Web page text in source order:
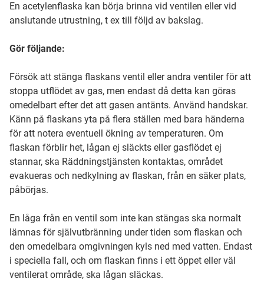
En acetylenflaska kan börja brinna vid ventilen eller vid
anslutande utrustning, t ex till följd av bakslag.
Gör följande:
Försök att stänga flaskans ventil eller andra ventiler för att
stoppa utflödet av gas, men endast då detta kan göras
omedelbart efter det att gasen antänts. Använd handskar.
Känn på flaskans yta på flera ställen med bara händerna
för att notera eventuell ökning av temperaturen. Om
flaskan förblir het, lågan ej släckts eller gasflödet ej
stannar, ska Räddningstjänsten kontaktas, området
evakueras och nedkylning av flaskan, från en säker plats,
påbörjas.
En låga från en ventil som inte kan stängas ska normalt
lämnas för självutbränning under tiden som flaskan och
den omedelbara omgivningen kyls ned med vatten. Endast
i speciella fall, och om flaskan finns i ett öppet eller väl
ventilerat område, ska lågan släckas.